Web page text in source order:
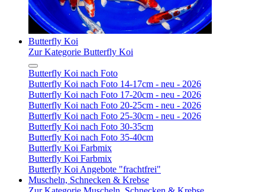
Butterfly Koi
Zur Kategorie Butterfly Koi
Butterfly Koi nach Foto
Butterfly Koi nach Foto 14-17cm - neu - 2026
Butterfly Koi nach Foto 17-20cm - neu - 2026
Butterfly Koi nach Foto 20-25cm - neu - 2026
Butterfly Koi nach Foto 25-30cm - neu - 2026
Butterfly Koi nach Foto 30-35cm
Butterfly Koi nach Foto 35-40cm
Butterfly Koi Farbmix
Butterfly Koi Farbmix
Butterfly Koi Angebote "frachtfrei"
Muscheln, Schnecken & Krebse